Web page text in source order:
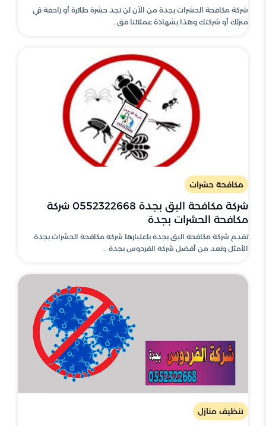
شركة مكافحة الحشرات بجدة من الآن لن تجد حشرة طائرة أو زاحفة في
منزلك أو شركتك وهذا بشهادة عملائنا فق..
مكافحة حشرات
شركة مكافحة البق بجدة 0552322668 شركة
مكافحة الحشرات بجدة
تقدم شركة مكافحة البق بجدة باعتبارها شركة مكافحة الحشرات بجدة
الأمثل وتعد من أفضل شركة الفردوس بجدة ..
تنظيف منازل